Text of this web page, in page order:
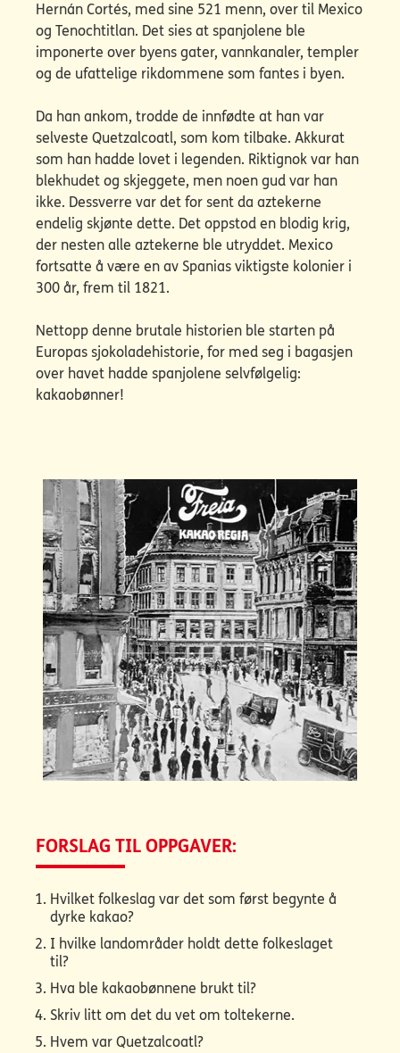
Hernán Cortés, med sine 521 menn, over til Mexico
og Tenochtitlan. Det sies at spanjolene ble
imponerte over byens gater, vannkanaler, templer
og de ufattelige rikdommene som fantes i byen.
Da han ankom, trodde de innfødte at han var
selveste Quetzalcoatl, som kom tilbake. Akkurat
som han hadde lovet i legenden. Riktignok var han
blekhudet og skjeggete, men noen gud var han
ikke. Dessverre var det for sent da aztekerne
endelig skjønte dette. Det oppstod en blodig krig,
der nesten alle aztekerne ble utryddet. Mexico
fortsatte å være en av Spanias viktigste kolonier i
300 år, frem til 1821.
Nettopp denne brutale historien ble starten på
Europas sjokoladehistorie, for med seg i bagasjen
over havet hadde spanjolene selvfølgelig:
kakaobønner!
FORSLAG TIL OPPGAVER:
Hvilket folkeslag var det som først begynte å
dyrke kakao?
I hvilke landområder holdt dette folkeslaget
til?
Hva ble kakaobønnene brukt til?
Skriv litt om det du vet om toltekerne.
Hvem var Quetzalcoatl?